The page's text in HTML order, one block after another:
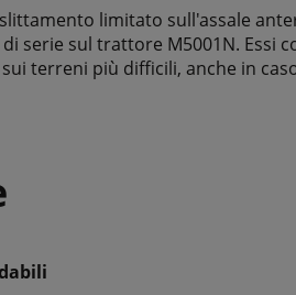
limitato sull'assale
serie sul trattore M5001N. Essi
terreni più difficili, anche in